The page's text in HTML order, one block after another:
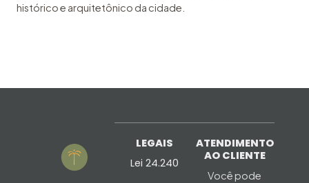
histórico e arquitetônico da cidade.
LEGAIS
Lei 24.240
ATENDIMENTO
AO CLIENTE
Você pode